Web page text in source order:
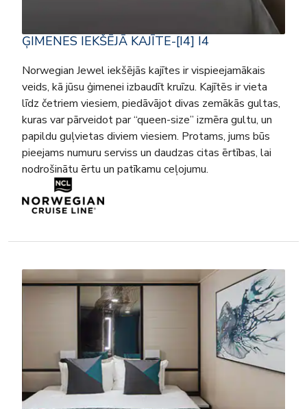
ĢIMENES IEKŠĒJĀ KAJĪTE-[I4] I4
Norwegian Jewel iekšējās kajītes ir vispieejamākais
veids, kā jūsu ģimenei izbaudīt kruīzu. Kajītēs ir vieta
līdz četriem viesiem, piedāvājot divas zemākās gultas,
kuras var pārveidot par “queen-size” izmēra gultu, un
papildu guļvietas diviem viesiem. Protams, jums būs
pieejams numuru serviss un daudzas citas ērtības, lai
nodrošinātu ērtu un patīkamu ceļojumu.